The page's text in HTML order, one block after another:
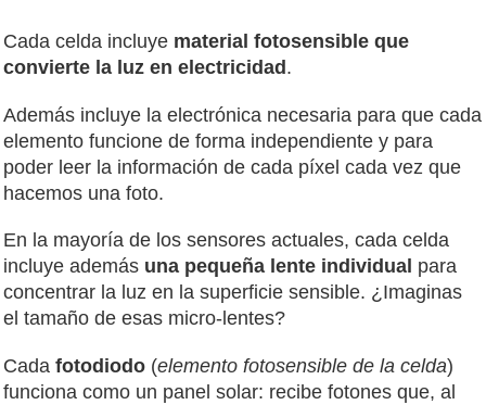
Cada celda incluye material fotosensible que
convierte la luz en electricidad.
Además incluye la electrónica necesaria para que cada
elemento funcione de forma independiente y para
poder leer la información de cada píxel cada vez que
hacemos una foto.
En la mayoría de los sensores actuales, cada celda
incluye además una pequeña lente individual para
concentrar la luz en la superficie sensible. ¿Imaginas
el tamaño de esas micro-lentes?
Cadafotodiodo (elemento fotosensible de la celda)
funciona como un panel solar: recibe fotones que, al